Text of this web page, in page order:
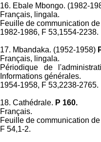
16. Ebale Mbongo. (1982-
Français, lingala.
Feuille de communication
1982-1986, F 53,1554-2238.
17. Mbandaka. (1952-1958)
Français, lingala.
Périodique de
Informations générales.
1954-1958, F 53,2238-2765.
18. Cathédrale. P 160.
Français.
Feuille de communication
F 54,1-2.